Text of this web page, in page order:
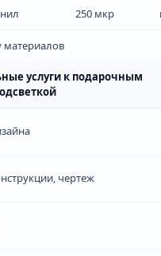
250 мкр
материалов
услуги к подарочным
чертеж